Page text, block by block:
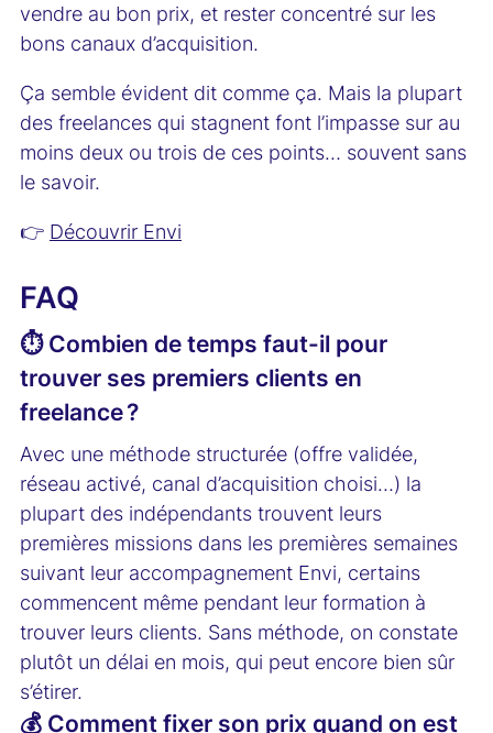
vendre au bon prix, et rester concentré sur les
bons canaux d’acquisition.
Ça semble évident dit comme ça. Mais la plupart
des freelances qui stagnent font l’impasse sur au
moins deux ou trois de ces points… souvent sans
le savoir.
👉 Découvrir Envi
FAQ
⏱️ Combien de temps faut-il pour
trouver ses premiers clients en
freelance ?
Avec une méthode structurée (offre validée,
réseau activé, canal d’acquisition choisi…) la
plupart des indépendants trouvent leurs
premières missions dans les premières semaines
suivant leur accompagnement Envi, certains
commencent même pendant leur formation à
trouver leurs clients. Sans méthode, on constate
plutôt un délai en mois, qui peut encore bien sûr
s’étirer.
💰 Comment fixer son prix quand on est